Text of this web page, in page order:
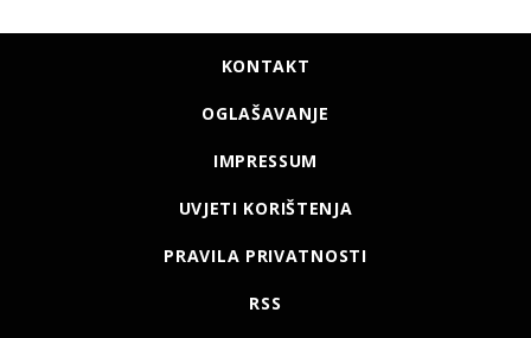
KONTAKT
OGLAŠAVANJE
IMPRESSUM
UVJETI KORIŠTENJA
PRAVILA PRIVATNOSTI
RSS